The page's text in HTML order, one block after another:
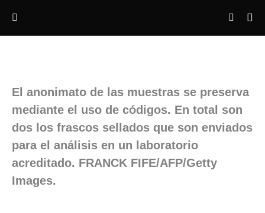
El anonimato de las muestras se preserva
mediante el uso de códigos. En total son
dos los frascos sellados que son enviados
para el análisis en un laboratorio
acreditado. FRANCK FIFE/AFP/Getty
Images.